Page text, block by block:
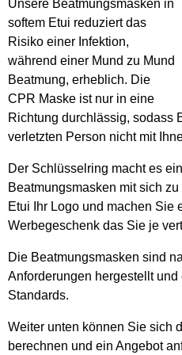
Unsere Beatmungsmasken in
softem Etui reduziert das
Risiko einer Infektion,
während einer Mund zu Mund
Beatmung, erheblich. Die
CPR Maske ist nur in eine
Richtung durchlässig, sodass
verletzten Person nicht mit
Der Schlüsselring macht es
Beatmungsmasken mit sich
Etui Ihr Logo und machen Sie
Werbegeschenk das Sie je
Die Beatmungsmasken sind
Anforderungen hergestellt
Standards.
Weiter unten können Sie sich
berechnen und ein Angebot